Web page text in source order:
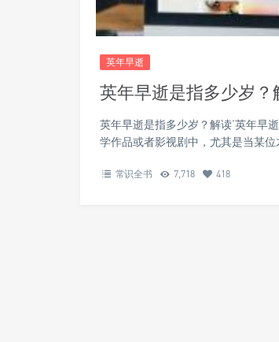
英年早逝
英年早逝是指多少岁？
英年早逝是指多少岁？解读‘英年早
学作品或者影视剧中，尤其是当某
常识全书 7,718 418